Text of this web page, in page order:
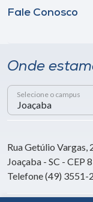
Fale Conosco
Onde
Selecione o campus
Rua Getúlio Vargas,
Joaçaba - SC - CEP
Telefone (49) 3551-